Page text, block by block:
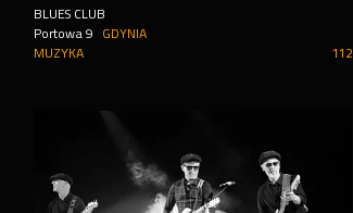
BLUES CLUB
Portowa 9
GDYNIA
112
MUZYKA